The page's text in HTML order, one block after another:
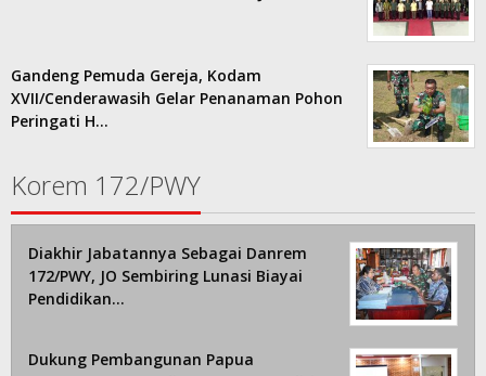
Gandeng Pemuda Gereja, Kodam
XVII/Cenderawasih Gelar Penanaman Pohon
Peringati H…
Korem 172/PWY
Diakhir Jabatannya Sebagai Danrem
172/PWY, JO Sembiring Lunasi Biayai
Pendidikan…
Dukung Pembangunan Papua